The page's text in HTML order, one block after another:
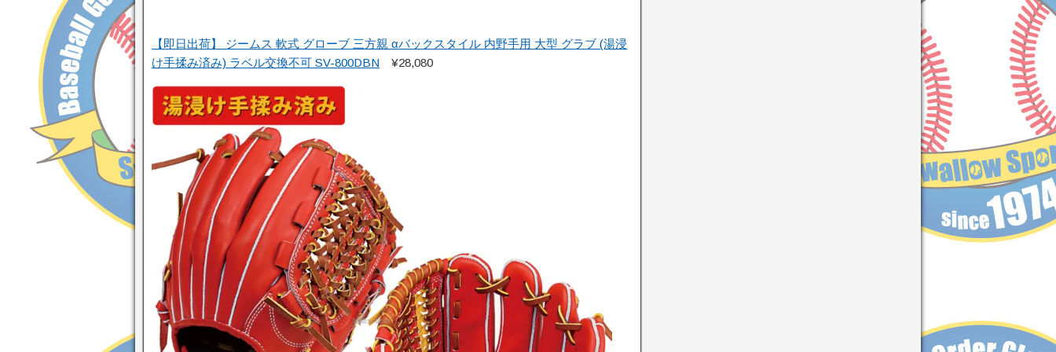
【即日出荷】 ジームス 軟式 グローブ 三方親 αバックスタイル 内野手用 大型 グラブ (湯浸
け手揉み済み) ラベル交換不可 SV-800DBN ¥28,080